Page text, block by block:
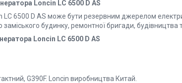
Loncin LC 6500 D AS
LC 6500 D AS може бути резервним джерелом
заміського будинку, ремонтної бригади, будівництва
Loncin LC 6500 D AS
G390F. Loncin виробництва Китай.